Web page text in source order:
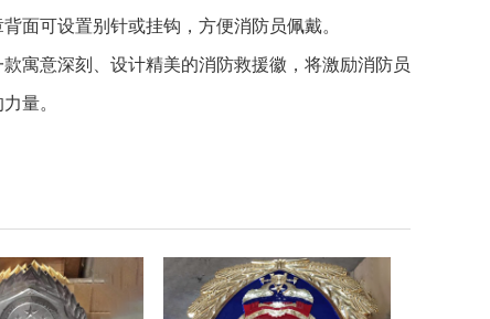
面可设置别针或挂钩，方便消防员佩戴。
寓意深刻、设计精美的消防救援徽，将激励消防员
量。